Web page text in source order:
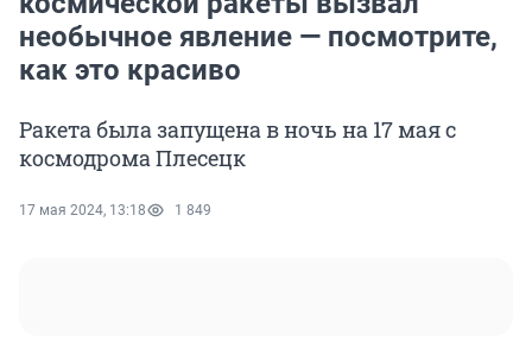
необычное явление — посмотрите,
как это красиво
Ракета была запущена в ночь на 17 мая с
космодрома Плесецк
17 мая 2024, 13:18 1 849